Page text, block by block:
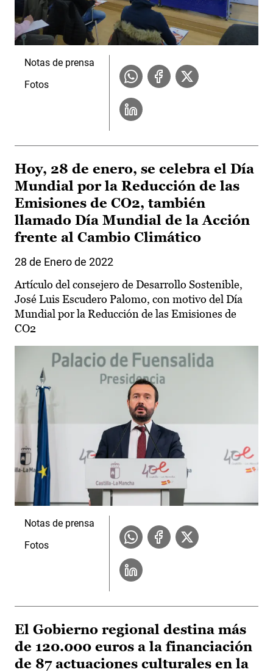
Notas de prensa
Fotos
Hoy, 28 de enero, se celebra el Día
Mundial por la Reducción de las
Emisiones de CO2, también
llamado Día Mundial de la Acción
frente al Cambio Climático
28 de Enero de 2022
Artículo del consejero de Desarrollo Sostenible,
José Luis Escudero Palomo, con motivo del Día
Mundial por la Reducción de las Emisiones de
CO2
Notas de prensa
Fotos
El Gobierno regional destina más
de 120.000 euros a la financiación
de 87 actuaciones culturales en la